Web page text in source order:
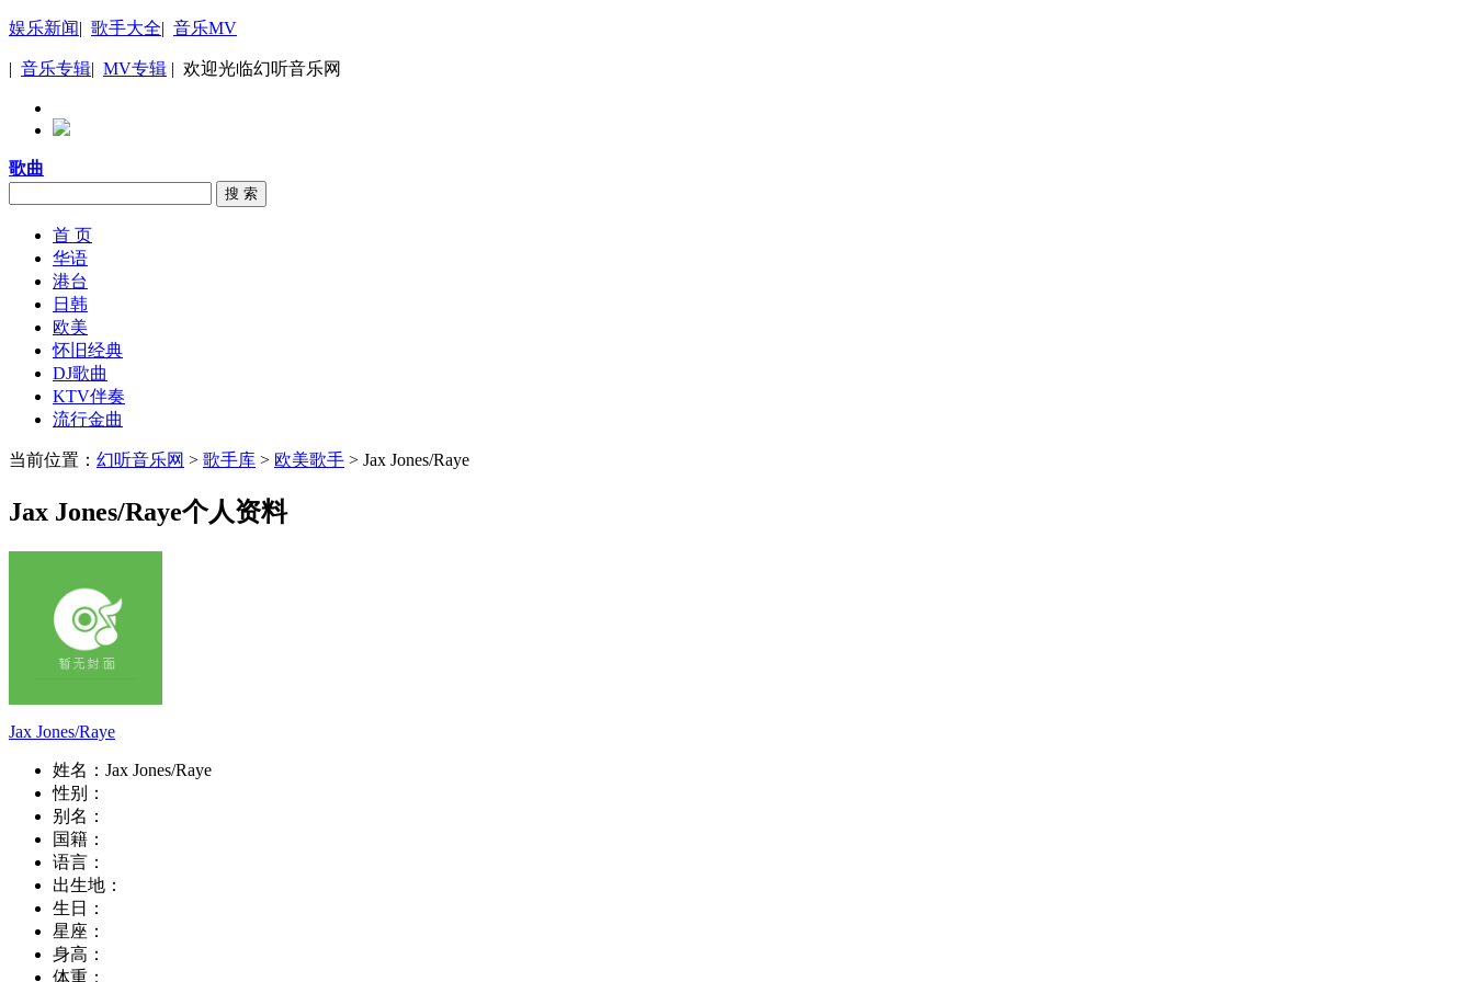
娱乐新闻| 歌手大全| 音乐MV
| 音乐专辑| MV专辑 | 欢迎光临幻听音乐网
歌曲
搜 索
首 页
华语
港台
日韩
欧美
怀旧经典
DJ歌曲
KTV伴奏
流行金曲
当前位置： 幻听音乐网 > 歌手库 > 欧美歌手 > Jax Jones/Raye
Jax Jones/Raye个人资料
Jax Jones/Raye
姓名： Jax Jones/Raye
性别：
别名：
国籍：
语言：
出生地：
生日：
星座：
身高：
体重：